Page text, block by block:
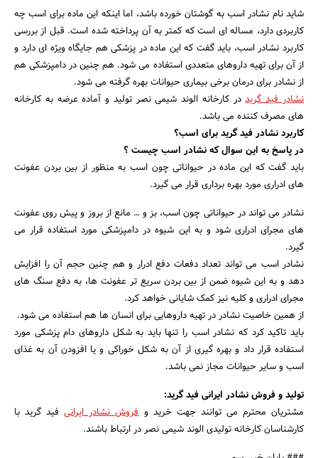
شاید نام نشادر اسب به گوشتان خورده باشد، اما اینکه این ماده برای اسب چه
کاربردی دارد، مساله ای است که کمتر به آن پرداخته شده است. قبل از بررسی
کاربرد نشادر اسب، باید گفت که این ماده در پزشکی هم جایگاه ویژه ای دارد و
از آن برای تهیه داروهای متعددی استفاده می شود. هم چنین در دامپزشکی هم
از نشادر برای درمان برخی بیماری حیوانات بهره گرفته می شود.
نشادر فید گریددر کارخانه الوند شیمی نصر تولید و آماده عرضه به کارخانه
های مصرف کننده می باشد.
کاربرد نشادر فید گرید برای اسب؟
در پاسخ به این سوال که نشادر اسب چیست ؟
باید گفت که این ماده در حیواناتی چون اسب به منظور از بین بردن عفونت
های ادراری مورد بهره برداری قرار می گیرد.
نشادر می تواند در حیواناتی چون اسب، بز و … مانع از بروز و پیش روی عفونت
های مجرای ادراری شود و به این شیوه در دامپزشکی مورد استفاده قرار می
گیرد.
نشادر اسب می تواند تعداد دفعات دفع ادرار و هم چنین حجم آن را افزایش
دهد و به این شیوه ضمن از بین بردن سریع تر عفونت ها، به دفع سنگ های
مجرای ادراری و کلیه نیز کمک شایانی خواهد کرد.
از همین خاصیت نشادر در تهیه داروهایی برای انسان ها هم استفاده می شود.
باید تاکید کرد که نشادر اسب را تنها باید به شکل داروهای دام پزشکی مورد
استفاده قرار داد و بهره گیری از آن به شکل خوراکی و یا افزودن آن به غذای
اسب و سایر حیوانات مجاز نمی باشد.
تولید و فروش نشادر ایرانی فید گرید:
مشتریان محترم می توانند جهت خرید وفروش نشادر ایرانیفید گرید با
کارشناسان کارخانه تولیدی الوند شیمی نصر در ارتباط باشند.